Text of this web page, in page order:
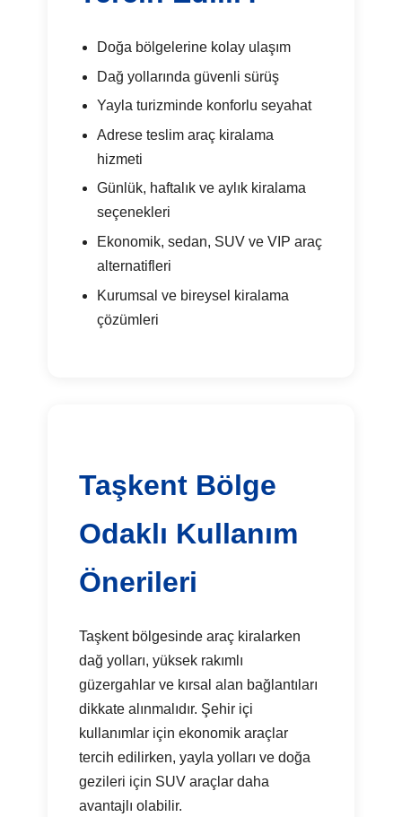
Doğa bölgelerine kolay ulaşım
Dağ yollarında güvenli sürüş
Yayla turizminde konforlu seyahat
Adrese teslim araç kiralama
hizmeti
Günlük, haftalık ve aylık kiralama
seçenekleri
Ekonomik, sedan, SUV ve VIP araç
alternatifleri
Kurumsal ve bireysel kiralama
çözümleri
Taşkent Bölge
Odaklı Kullanım
Önerileri
Taşkent bölgesinde araç kiralarken
dağ yolları, yüksek rakımlı
güzergahlar ve kırsal alan bağlantıları
dikkate alınmalıdır. Şehir içi
kullanımlar için ekonomik araçlar
tercih edilirken, yayla yolları ve doğa
gezileri için SUV araçlar daha
avantajlı olabilir.